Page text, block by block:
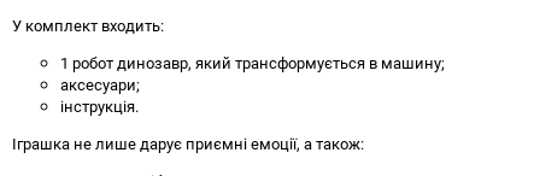
У комплект входить:
1 робот динозавр, який трансформується в машину;
аксесуари;
інструкція.
Іграшка не лише дарує приємні емоції, а також: